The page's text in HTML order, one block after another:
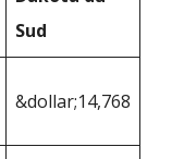
Sud
&dollar;14,768